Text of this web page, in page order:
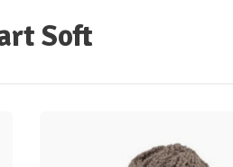
Soft